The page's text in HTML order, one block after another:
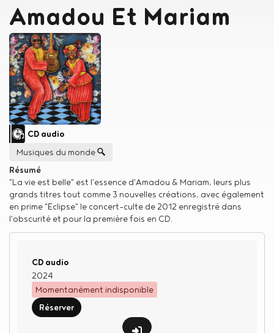
Amadou Et Mariam
Type de support matériel
CD audio
Genre musical
Musiques du monde
Résumé
"La vie est belle" est l'essence d'Amadou & Mariam, leurs plus
grands titres tout comme 3 nouvelles créations, avec également
en prime "Eclipse" le concert-culte de 2012 enregistré dans
l'obscurité et pour la première fois en CD.
Type de support matériel
CD audio
2024
Momentanément indisponible
Réserver